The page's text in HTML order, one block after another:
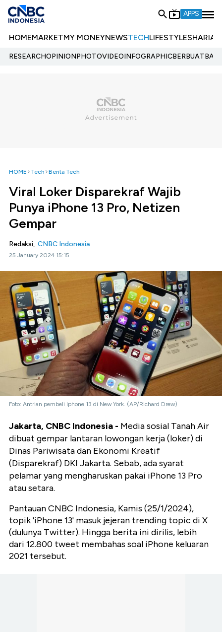
APPS
HOMEMARKETMY MONEYNEWSTECHLIFESTYLESHARIA
RESEARCHOPINIONPHOTOVIDEOINFOGRAPHIC
HOME Tech Berita Tech
Viral Loker Disparekraf Wajib
Punya iPhone 13 Pro, Netizen
Gempar
Redaksi, CNBC Indonesia
25 January 2024 15:15
Foto: Antrian pembeli Iphone 13 di New York. (AP/Richard Drew)
Jakarta, CNBC Indonesia - Media sosial Tanah Air
dibuat gempar lantaran lowongan kerja (loker) di
Dinas Pariwisata dan Ekonomi Kreatif
(Disparekraf) DKI Jakarta. Sebab, ada syarat
pelamar yang mengharuskan pakai iPhone 13 Pro
atau setara.
Pantauan CNBC Indonesia, Kamis (25/1/2024),
topik 'iPhone 13' masuk jejeran trending topic di X
(dulunya Twitter). Hingga berita ini dirilis, lebih
dari 12.800 tweet membahas soal iPhone keluaran
2021 tersebut.